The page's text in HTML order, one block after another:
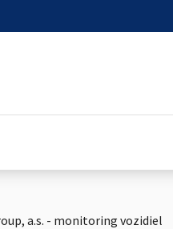
a.s. - monitoring vozidiel